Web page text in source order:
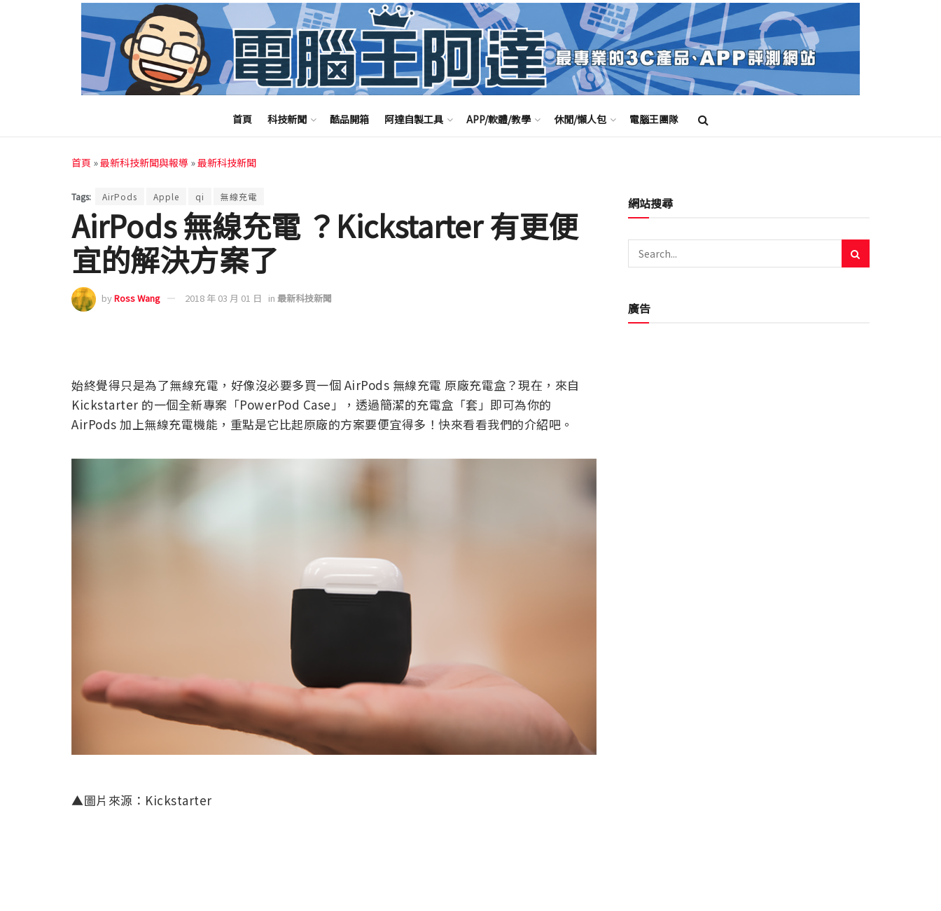
首頁 科技新聞 酷品開箱 阿達自製工具 APP/軟體/教學 休閒/懶人包 電腦王團隊
首頁 »最新科技新聞與報導 »最新科技新聞
Tags: AirPods Apple qi 無線充電
AirPods 無線充電 ？Kickstarter 有更便
宜的解決方案了
byRoss Wang 2018 年 03 月 01 日 in 最新科技新聞
始終覺得只是為了無線充電，好像沒必要多買一個 AirPods 無線充電 原廠充電盒？現在，來自
Kickstarter 的一個全新專案「PowerPod Case」，透過簡潔的充電盒「套」即可為你的
AirPods 加上無線充電機能，重點是它比起原廠的方案要便宜得多！快來看看我們的介紹吧。
▲圖片來源：Kickstarter
網站搜尋
廣告